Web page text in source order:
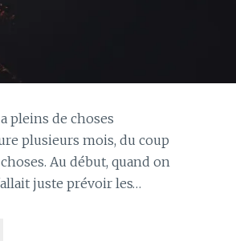
pleins de choses
plusieurs mois, du coup
Au début, quand on
juste prévoir les…